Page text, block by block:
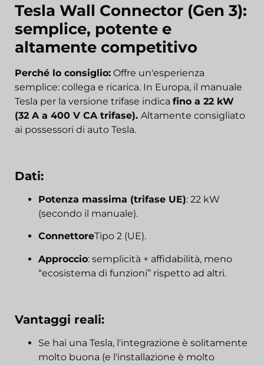
Tesla Wall Connector (Gen 3):
semplice, potente e
altamente competitivo
Perché lo consiglio: Offre un'esperienza
semplice: collega e ricarica. In Europa, il manuale
Tesla per la versione trifase indica fino a 22 kW
(32 A a 400 V CA trifase). Altamente consigliato
ai possessori di auto Tesla.
Dati:
Potenza massima (trifase UE): 22 kW
(secondo il manuale).
ConnettoreTipo 2 (UE).
Approccio: semplicità + affidabilità, meno
“ecosistema di funzioni” rispetto ad altri.
Vantaggi reali:
Se hai una Tesla, l'integrazione è solitamente
molto buona (e l'installazione è molto